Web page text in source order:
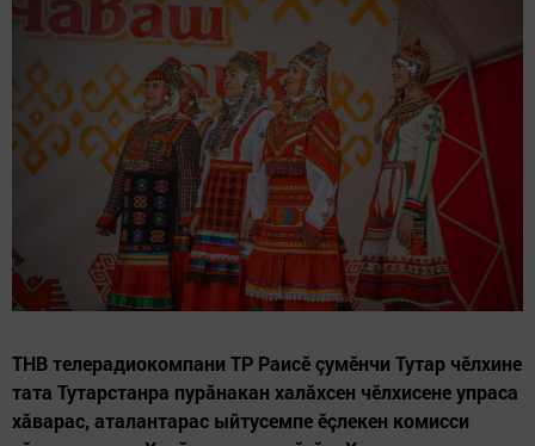
ТНВ телерадиокомпани ТР Раисӗ çумӗнчи Тутар чӗлхине
тата Тутарстанра пурăнакан халăхсен чӗлхисене упраса
хăварас, аталантарас ыйтусемпе ӗçлекен комисси